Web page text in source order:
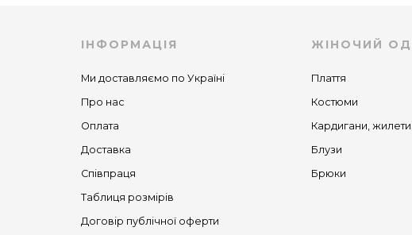
ІНФОРМАЦІЯ
Ми доставляємо по Україні
Про нас
Оплата
Доставка
Співпраця
Таблиця розмірів
Договір публічної оферти
ЖІНОЧИЙ
Плаття
Костюми
Кардигани,
Блузи
Брюки